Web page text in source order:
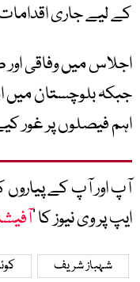
کے لیے جاری
اجلاس میں وفاقی
جبکہ بلوچستان میں
اہم فیصلوں پر غور
آپ اور آپ کے
ایپ پر وی نیوز کا ’
شہباز شریف